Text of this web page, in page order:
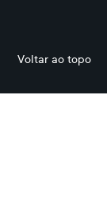
Voltar ao topo